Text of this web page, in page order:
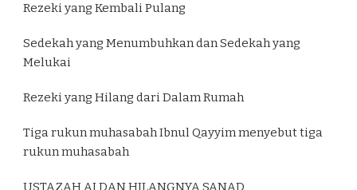
Rezeki yang Kembali Pulang
Sedekah yang Menumbuhkan dan Sedekah yang
Melukai
Rezeki yang Hilang dari Dalam Rumah
Tiga rukun muhasabah Ibnul Qayyim menyebut tiga
rukun muhasabah
USTAZAH AI DAN HILANGNYA SANAD